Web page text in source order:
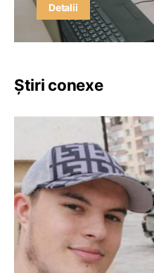
Detalii
Știri conexe